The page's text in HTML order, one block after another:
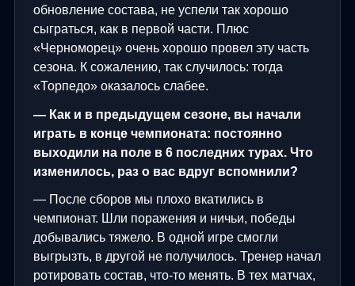
обновление состава, не успели так хорошо
сыграться, как в первой части. Плюс
«Черноморец» очень хорошо провел эту часть
сезона. К сожалению, так случилось: тогда
«Торпедо» оказалось слабее.
— Как и в предыдущем сезоне, вы начали
играть в конце чемпионата: постоянно
выходили на поле в 6 последних турах. Что
изменилось, раз о вас вдруг вспомнили?
— После сборов мы плохо вкатились в
чемпионат. Шли поражения и ничьи, победы
добывались тяжело. В одной игре смогли
выгрызть, в другой не получилось. Тренер начал
ротировать состав, что-то менять. В тех матчах,